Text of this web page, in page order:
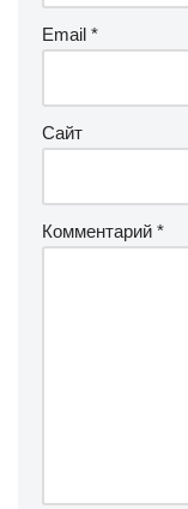
Email *
Сайт
Комментарий *